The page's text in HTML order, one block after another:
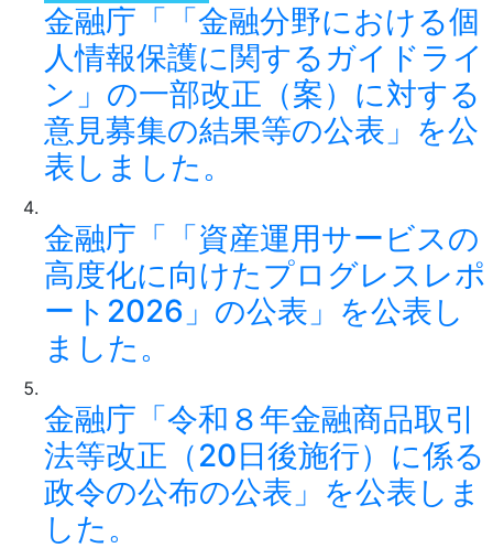
金融庁「「金融分野における個
人情報保護に関するガイドライ
ン」の一部改正（案）に対する
意見募集の結果等の公表」を公
表しました。
金融庁「「資産運用サービスの
高度化に向けたプログレスレポ
ート2026」の公表」を公表し
ました。
金融庁「令和８年金融商品取引
法等改正（20日後施行）に係る
政令の公布の公表」を公表しま
した。